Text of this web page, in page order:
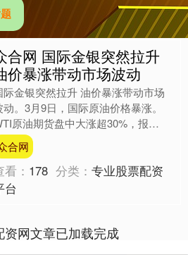
合网 国际金银突然拉升
价暴涨带动市场波动
际金银突然拉升 油价暴涨带动市场
动。3月9日，国际原油价格暴涨。
原油期货盘中大涨超30%，报
美元/桶，为2022年6月以来新
；布伦特原油....
合网
看： 178 分类：专业股票配资
台
资网文章已加载完成